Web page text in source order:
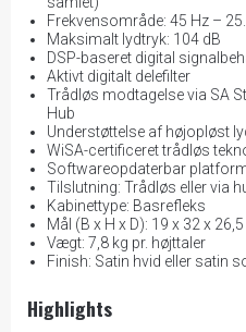
Frekvensområde: 45 Hz –
Maksimalt lydtryk: 104 dB
DSP-baseret digital
Aktivt digitalt delefilter
Trådløs modtagelse via SA
Hub
Understøttelse af højopløst
WiSA-certificeret trådløs
Softwareopdaterbar
Tilslutning: Trådløs eller via
Kabinettype: Basrefleks
Mål (B x H x D): 19 x 32 x
Vægt: 7,8 kg pr. højttaler
Finish: Satin hvid eller satin
Highlights